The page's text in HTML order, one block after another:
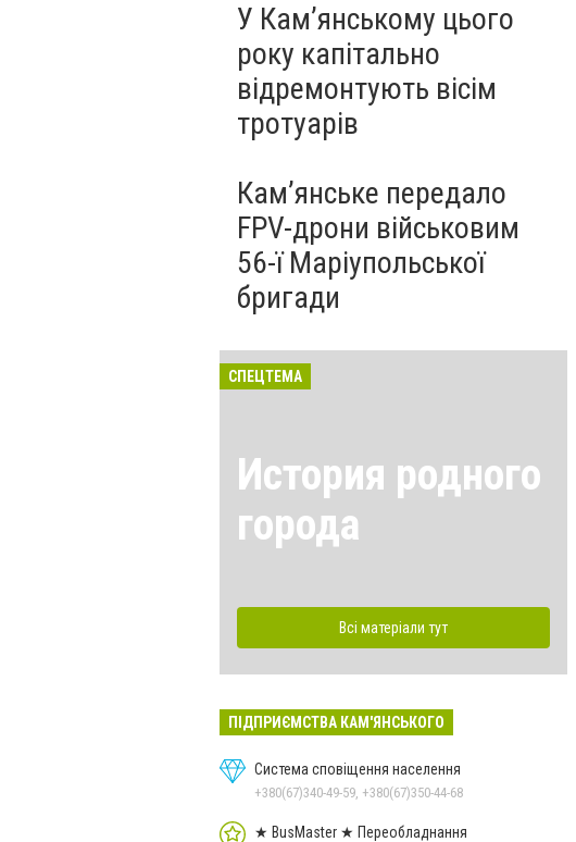
У Кам’янському цього
року капітально
відремонтують вісім
тротуарів
Кам’янське передало
FPV-дрони військовим
56-ї Маріупольської
бригади
СПЕЦТЕМА
История родного
города
Всі матеріали тут
ПІДПРИЄМСТВА КАМ'ЯНСЬКОГО
Система сповіщення населення
+380(67)340-49-59, +380(67)350-44-68
★ BusMaster ★ Переобладнання